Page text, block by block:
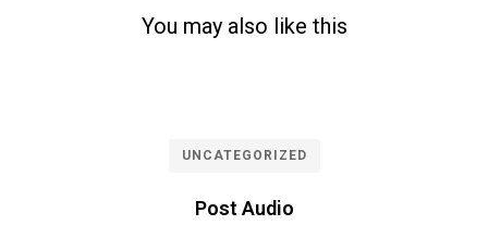
You may also like this
UNCATEGORIZED
Post Audio